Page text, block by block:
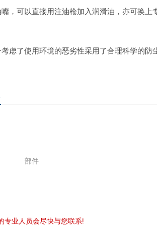
可以直接用注油枪加入润滑油，亦可换上
了使用环境的恶劣性采用了合理科学的防
部件
专业人员会尽快与您联系!